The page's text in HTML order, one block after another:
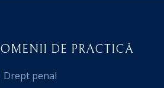
DE PRACTICĂ
Drept penal